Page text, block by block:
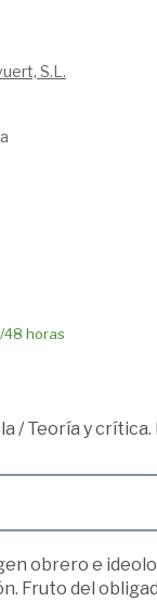
S.L.
48 horas
/Teoría y crítica.
obrero e
Fruto del